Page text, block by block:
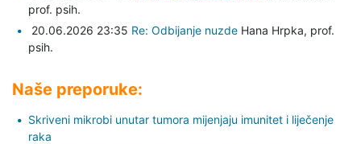
prof. psih.
20.06.2026 23:35 Re: Odbijanje nuzde Hana Hrpka, prof.
psih.
Naše preporuke:
Skriveni mikrobi unutar tumora mijenjaju imunitet i liječenje
raka